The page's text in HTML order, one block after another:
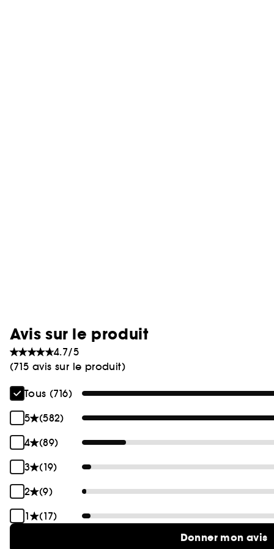
Avis sur le produit
4.7/5
(715 avis sur le produit)
Tous (716)
5
(582)
4
(89)
3
(19)
2
(9)
1
(17)
Donner mon avis